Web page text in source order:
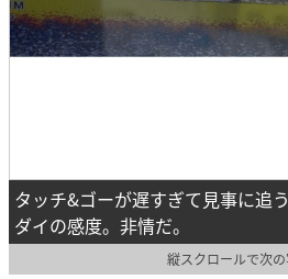
タッチ&ゴーが遅すぎて見事に追
ダイの感度。非情だ。
縦スクロールで次